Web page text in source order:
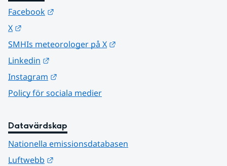
Facebook
X
SMHIs meteorologer på X
Linkedin
Instagram
Policy för sociala medier
Datavärdskap
Nationella emissionsdatabasen
Luftwebb